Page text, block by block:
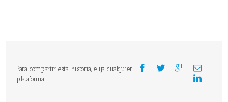
Para compartir esta historia, elija cualquier
plataforma